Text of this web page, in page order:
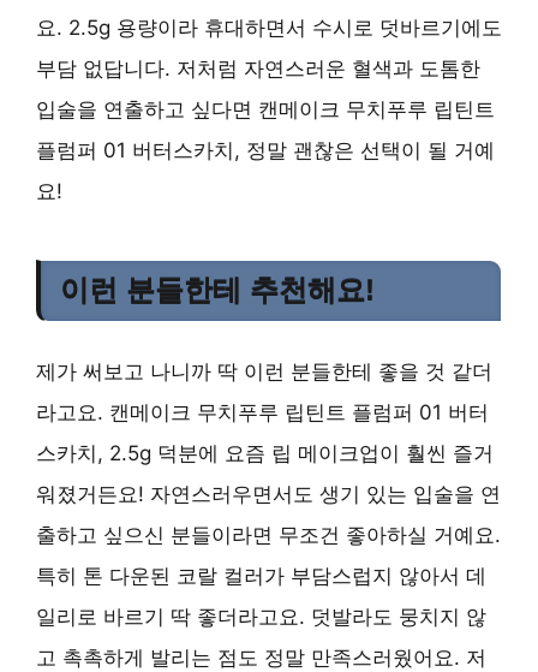
요. 2.5g 용량이라 휴대하면서 수시로 덧바르기에도
부담 없답니다. 저처럼 자연스러운 혈색과 도톰한
입술을 연출하고 싶다면 캔메이크 무치푸루 립틴트
플럼퍼 01 버터스카치, 정말 괜찮은 선택이 될 거예
요!
이런 분들한테 추천해요!
제가 써보고 나니까 딱 이런 분들한테 좋을 것 같더
라고요. 캔메이크 무치푸루 립틴트 플럼퍼 01 버터
스카치, 2.5g 덕분에 요즘 립 메이크업이 훨씬 즐거
워졌거든요! 자연스러우면서도 생기 있는 입술을 연
출하고 싶으신 분들이라면 무조건 좋아하실 거예요.
특히 톤 다운된 코랄 컬러가 부담스럽지 않아서 데
일리로 바르기 딱 좋더라고요. 덧발라도 뭉치지 않
고 촉촉하게 발리는 점도 정말 만족스러웠어요. 저